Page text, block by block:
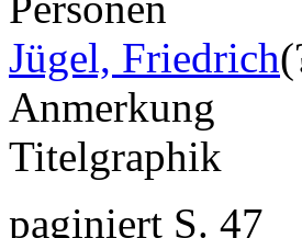
Jügel, Friedrich
Anmerkung
Titelgraphik
paginiert S. 47